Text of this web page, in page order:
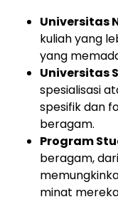
Universitas
kuliah yang
yang
Universitas
spesialisasi
spesifik dan
beragam.
Program
beragam,
minat